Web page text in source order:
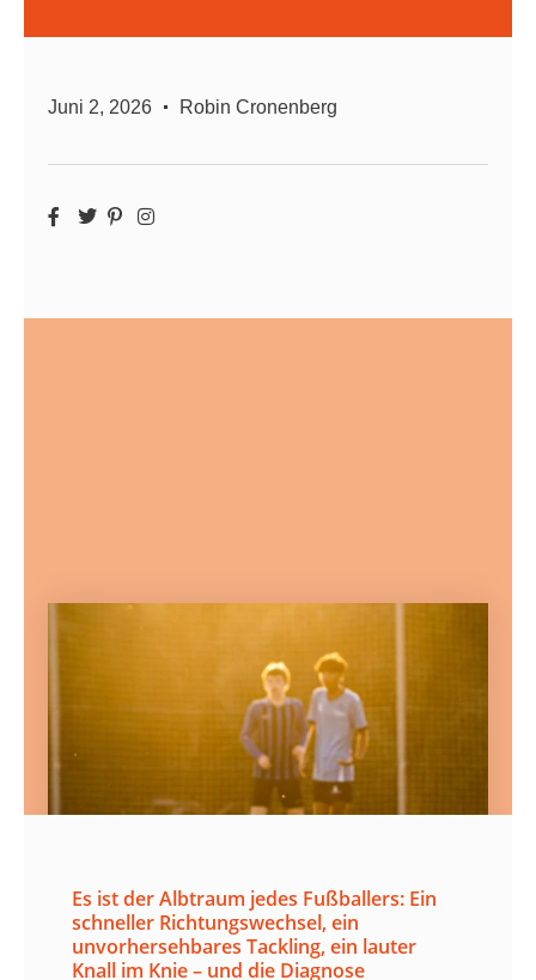
Juni 2, 2026 Robin Cronenberg
Es ist der Albtraum jedes Fußballers: Ein
schneller Richtungswechsel, ein
unvorhersehbares Tackling, ein lauter
Knall im Knie – und die Diagnose